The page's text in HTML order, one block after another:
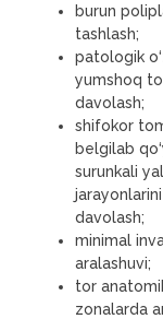
burun
tashlash;
patologik
yumshoq
davolash;
shifokor
belgilab
surunkali
jarayonlarini
davolash;
minimal
aralashuvi;
tor
zonalarda